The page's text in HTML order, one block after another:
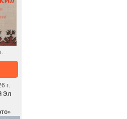
г.
Эл